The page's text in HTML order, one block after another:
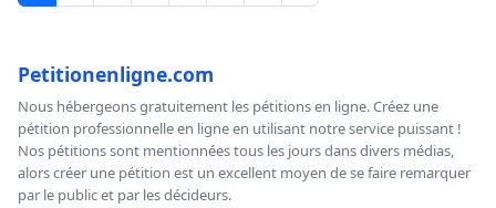
Petitionenligne.com
Nous hébergeons gratuitement les pétitions en ligne. Créez une
pétition professionnelle en ligne en utilisant notre service puissant !
Nos pétitions sont mentionnées tous les jours dans divers médias,
alors créer une pétition est un excellent moyen de se faire remarquer
par le public et par les décideurs.